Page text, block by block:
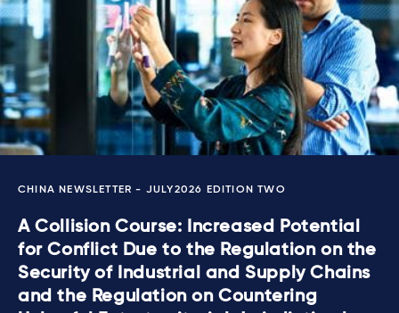
CHINA NEWSLETTER - JULY2026 EDITION TWO
A Collision Course: Increased Potential
for Conflict Due to the Regulation on the
Security of Industrial and Supply Chains
and the Regulation on Countering